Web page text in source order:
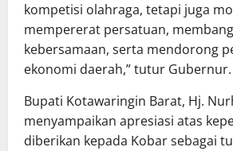
kompetisi olahraga, tetapi juga
mempererat persatuan,
kebersamaan, serta mendorong
ekonomi daerah,” tutur Gubernur.
Bupati Kotawaringin Barat, Hj.
menyampaikan apresiasi atas
diberikan kepada Kobar sebagai